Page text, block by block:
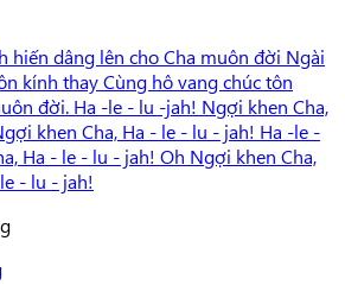
hiến dâng lên cho Cha muôn đời Ngài
kính thay Cùng hô vang chúc tôn
đời. Ha -le - lu -jah! Ngợi khen Cha,
khen Cha, Ha - le - lu - jah! Ha -le -
Ha - le - lu - jah! Oh Ngợi khen Cha,
- lu - jah!